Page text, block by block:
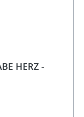
HERZ -